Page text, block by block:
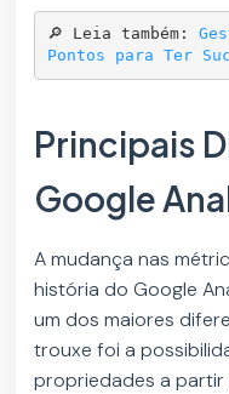
🔎 Leia também:
Pontos para Ter
Principais
Google
A mudança nas
história do Google
um dos maiores
trouxe foi a
propriedades a partir